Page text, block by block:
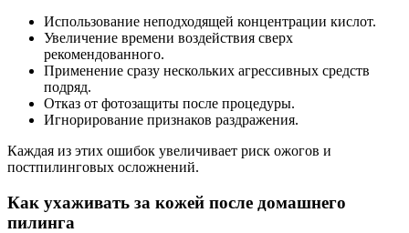
Использование неподходящей концентрации кислот.
Увеличение времени воздействия сверх
рекомендованного.
Применение сразу нескольких агрессивных средств
подряд.
Отказ от фотозащиты после процедуры.
Игнорирование признаков раздражения.
Каждая из этих ошибок увеличивает риск ожогов и
постпилинговых осложнений.
Как ухаживать за кожей после домашнего
пилинга